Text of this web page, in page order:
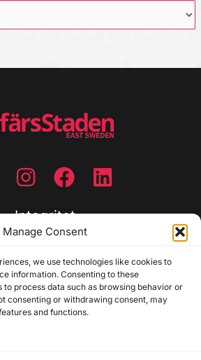
Manage Consent
we use technologies like cookies to
information. Consenting to these
to process data such as browsing behavior or
consenting or withdrawing consent, may
and functions.
Integritet
Cookiepolicy
Disclaimer
policy